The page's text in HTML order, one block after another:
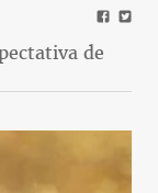
de